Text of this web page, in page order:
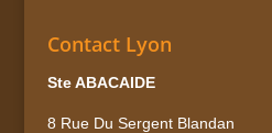
Contact Lyon
Ste ABACAIDE
8 Rue Du Sergent Blandan